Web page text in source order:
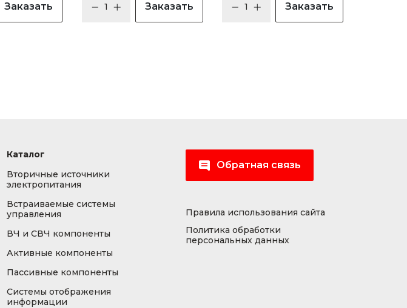
Заказать Заказать Заказать
Каталог
Вторичные источники
электропитания
Встраиваемые системы
управления
ВЧ и СВЧ компоненты
Активные компоненты
Пассивные компоненты
Системы отображения
информации
Обратная связь
Правила использования сайта
Политика обработки
персональных данных